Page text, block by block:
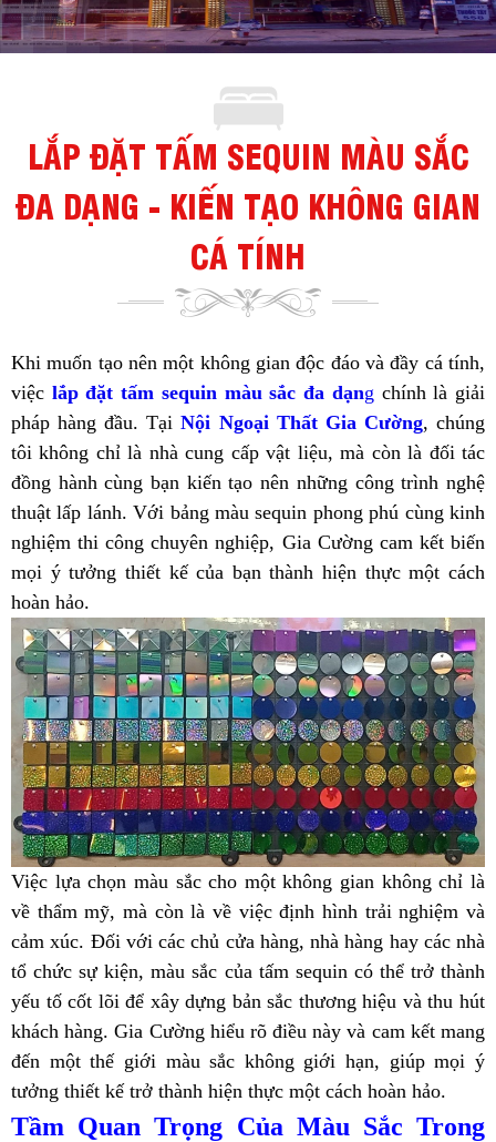
LẮP ĐẶT TẤM SEQUIN MÀU SẮC
ĐA DẠNG - KIẾN TẠO KHÔNG GIAN
CÁ TÍNH
Khi muốn tạo nên một không gian độc đáo và đầy cá tính,
việc lắp đặt tấm sequin màu sắc đa dạng chính là giải
pháp hàng đầu. TạiNội Ngoại Thất Gia Cường, chúng
tôi không chỉ là nhà cung cấp vật liệu, mà còn là đối tác
đồng hành cùng bạn kiến tạo nên những công trình nghệ
thuật lấp lánh. Với bảng màu sequin phong phú cùng kinh
nghiệm thi công chuyên nghiệp, Gia Cường cam kết biến
mọi ý tưởng thiết kế của bạn thành hiện thực một cách
hoàn hảo.
Việc lựa chọn màu sắc cho một không gian không chỉ là
về thẩm mỹ, mà còn là về việc định hình trải nghiệm và
cảm xúc. Đối với các chủ cửa hàng, nhà hàng hay các nhà
tổ chức sự kiện, màu sắc của tấm sequin có thể trở thành
yếu tố cốt lõi để xây dựng bản sắc thương hiệu và thu hút
khách hàng. Gia Cường hiểu rõ điều này và cam kết mang
đến một thế giới màu sắc không giới hạn, giúp mọi ý
tưởng thiết kế trở thành hiện thực một cách hoàn hảo.
Tầm Quan Trọng Của Màu Sắc Trong